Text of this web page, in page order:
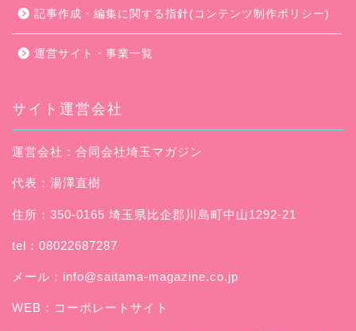
記事作成・編集に関する指針(コンテンツ制作ポリシー)
運営サイト・事業一覧
サイト運営会社
運営会社：合同会社埼玉マガジン
代表：湯澤直樹
住所：350-0165 埼玉県比企郡川島町中山1292-21
tel：08022687287
メール： info@saitama-magazine.co.jp
WEB： コーポレートサイト